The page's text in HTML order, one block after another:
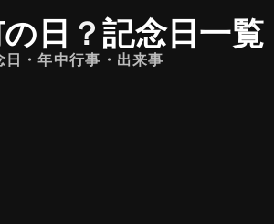
日 ？記念日一覧
日・年中行事・出来事